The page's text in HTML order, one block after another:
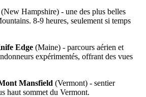
(New Hampshire) - une des plus belles
8-9 heures, seulement si temps
Edge (Maine) - parcours aérien et
expérimentés, offrant des vues
Mansfield (Vermont) - sentier
haut sommet du Vermont.